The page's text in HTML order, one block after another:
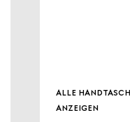
alle
anzeigen